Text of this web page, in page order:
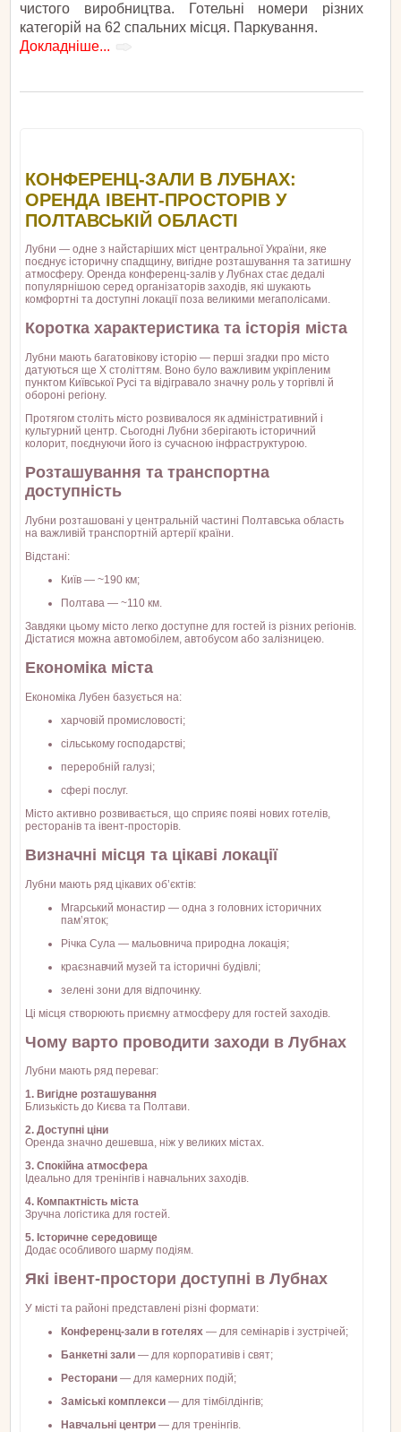
чистого виробництва. Готельні номери різних
категорій на 62 спальних місця. Паркування.
Докладніше...
КОНФЕРЕНЦ-ЗАЛИ В ЛУБНАХ:
ОРЕНДА ІВЕНТ-ПРОСТОРІВ У
ПОЛТАВСЬКІЙ ОБЛАСТІ
Лубни — одне з найстаріших міст центральної України, яке
поєднує історичну спадщину, вигідне розташування та затишну
атмосферу. Оренда конференц-залів у Лубнах стає дедалі
популярнішою серед організаторів заходів, які шукають
комфортні та доступні локації поза великими мегаполісами.
Коротка характеристика та історія міста
Лубни мають багатовікову історію — перші згадки про місто
датуються ще X століттям. Воно було важливим укріпленим
пунктом Київської Русі та відігравало значну роль у торгівлі й
обороні регіону.
Протягом століть місто розвивалося як адміністративний і
культурний центр. Сьогодні Лубни зберігають історичний
колорит, поєднуючи його із сучасною інфраструктурою.
Розташування та транспортна
доступність
Лубни розташовані у центральній частині Полтавська область
на важливій транспортній артерії країни.
Відстані:
Київ — ~190 км;
Полтава — ~110 км.
Завдяки цьому місто легко доступне для гостей із різних регіонів.
Дістатися можна автомобілем, автобусом або залізницею.
Економіка міста
Економіка Лубен базується на:
харчовій промисловості;
сільському господарстві;
переробній галузі;
сфері послуг.
Місто активно розвивається, що сприяє появі нових готелів,
ресторанів та івент-просторів.
Визначні місця та цікаві локації
Лубни мають ряд цікавих об’єктів:
Мгарський монастир — одна з головних історичних
пам’яток;
Річка Сула — мальовнича природна локація;
краєзнавчий музей та історичні будівлі;
зелені зони для відпочинку.
Ці місця створюють приємну атмосферу для гостей заходів.
Чому варто проводити заходи в Лубнах
Лубни мають ряд переваг:
1. Вигідне розташування
Близькість до Києва та Полтави.
2. Доступні ціни
Оренда значно дешевша, ніж у великих містах.
3. Спокійна атмосфера
Ідеально для тренінгів і навчальних заходів.
4. Компактність міста
Зручна логістика для гостей.
5. Історичне середовище
Додає особливого шарму подіям.
Які івент-простори доступні в Лубнах
У місті та районі представлені різні формати:
Конференц-зали в готелях — для семінарів і зустрічей;
Банкетні зали — для корпоративів і свят;
Ресторани — для камерних подій;
Заміські комплекси — для тімбілдінгів;
Навчальні центри — для тренінгів.